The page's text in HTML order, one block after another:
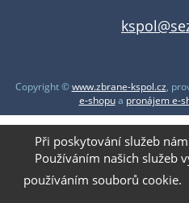
Copyright ©www.zbrane-kspol.cz,
e-shopua pronájem e-
Při poskytování služeb
Používáním našich služeb
používáním souborů cookie.